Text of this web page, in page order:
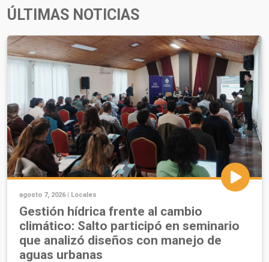
ÚLTIMAS NOTICIAS
agosto 7, 2026 | Locales
Gestión hídrica frente al cambio
climático: Salto participó en seminario
que analizó diseños con manejo de
aguas urbanas